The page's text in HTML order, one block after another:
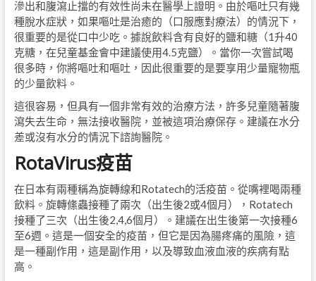
滲出和腹瀉止擋的有效性尚未在醫學上證明。由於嘔吐只有幾
種脫水症狀，如果嘔吐是治癒的（口服應對療法）的情況下，
很重要的是從口中少吃。據說飲料含有良好的鹽和糖（1升40
克糖，在兒童基金會中建議使用4.5克鹽）。當你一次嘗試喝
很多時，你將嘔吐和嘔吐，因此很重要的是要享用少量寵物瓶
的少量飲料。
這很容易，但具有一個非常有效的治療方法，許多兒童隨著腹
瀉失去生命，無法接收醫院，並被這項治療保存。建議在水分
差或沒有水分的情況下諮詢醫院。
RotaVirus疫苗
在日本有兩種稱為旋轉線和Rotatech的活疫苗。從嘴裡喝兩種
飲料。旋轉絛蟲接種了兩次（出生後2或4個月），Rotatech
接種了三次（出生後2,4,6個月）。建議在出生後第一次接種6
至6週。這是一個安全的疫苗，但它是因為腸疼痛的風險，這
是一種副作用，這是副作用，以及導致血液血液的疾病有點
高。